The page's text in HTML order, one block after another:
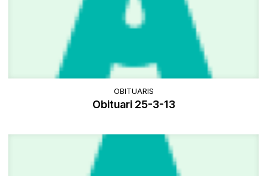
OBITUARIS
Obituari 25-3-13